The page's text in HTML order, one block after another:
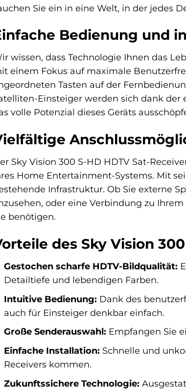
Sie ein in eine Welt, in der jedes
Bedienung und
wissen, dass Technologie Ihnen das
einem Fokus auf maximale
Tasten auf der
Einsteiger werden sich dank
volle Potenzial dieses Geräts
Sky Vision 300 S-HD HDTV Sat-
Home Entertainment-Systems. Mit
Infrastruktur. Ob Sie externe
oder eine Verbindung zu
benötigen.
des Sky Vision
Gestochen scharfe HDTV-Bildqualität:
Detailtiefe und lebendigen Farben.
Intuitive Bedienung: Dank des
auch für Einsteiger denkbar einfach.
Große Senderauswahl: Empfangen Sie
Einfache Installation: Schnelle und
Receivers kommen.
Zukunftssichere Technologie: